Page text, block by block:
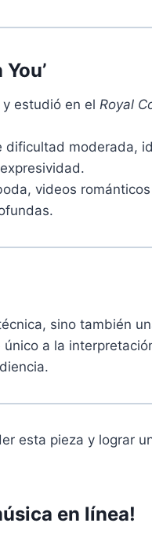
estudió en el Royal
dificultad moderada,
videos
sino también
a la
esta pieza y lograr
en línea!